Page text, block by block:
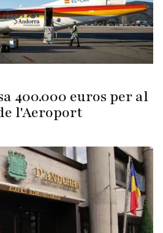
400.000 euros per al
l'Aeroport